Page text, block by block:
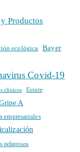
Productos
ecológica Bayer
Covid-19
clínicos Essure
A
empresariales
peligrosos